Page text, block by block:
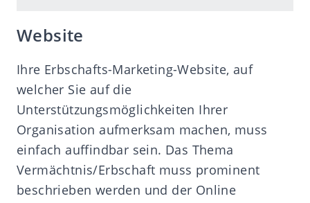
Website
Ihre Erbschafts-Marketing-Website, auf
welcher Sie auf die
Unterstützungsmöglichkeiten Ihrer
Organisation aufmerksam machen, muss
einfach auffindbar sein. Das Thema
Vermächtnis/Erbschaft muss prominent
beschrieben werden und der Online